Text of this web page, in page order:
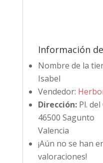
Información
Nombre de la
Isabel
Vendedor:
Dirección: Pl.
46500 Sagunto
Valencia
¡Aún no se han
valoraciones!